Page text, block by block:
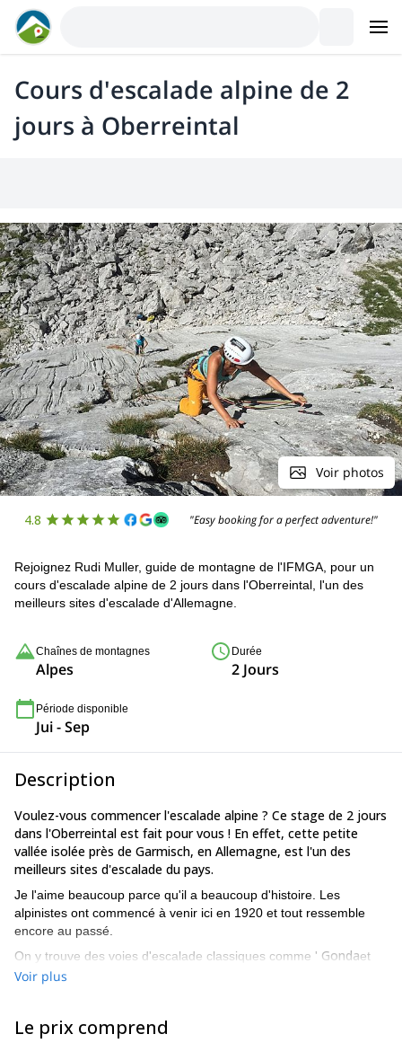
Cours d'escalade alpine de 2
jours à Oberreintal
Voir photos
4.8 "Easy booking for a perfect adventure!"
Rejoignez Rudi Muller, guide de montagne de l'IFMGA, pour un
cours d'escalade alpine de 2 jours dans l'Oberreintal, l'un des
meilleurs sites d'escalade d'Allemagne.
Chaînes de montagnes
Alpes
Durée
2 Jours
Période disponible
Jui - Sep
Description
Voulez-vous commencer l'escalade alpine ? Ce stage de 2 jours
dans l'Oberreintal est fait pour vous ! En effet, cette petite
vallée isolée près de Garmisch, en Allemagne, est l'un des
meilleurs sites d'escalade du pays.
Je l'aime beaucoup parce qu'il a beaucoup d'histoire. Les
alpinistes ont commencé à venir ici en 1920 et tout ressemble
encore au passé.
On y trouve des voies d'escalade classiques comme ' Gondaet
Schoberqui sont des programmes de niveau VI. Cependant,
Fischer-Hütte,**un petit refuge en refuge à 1532 m, qui a été
Voir plus
Le prix comprend